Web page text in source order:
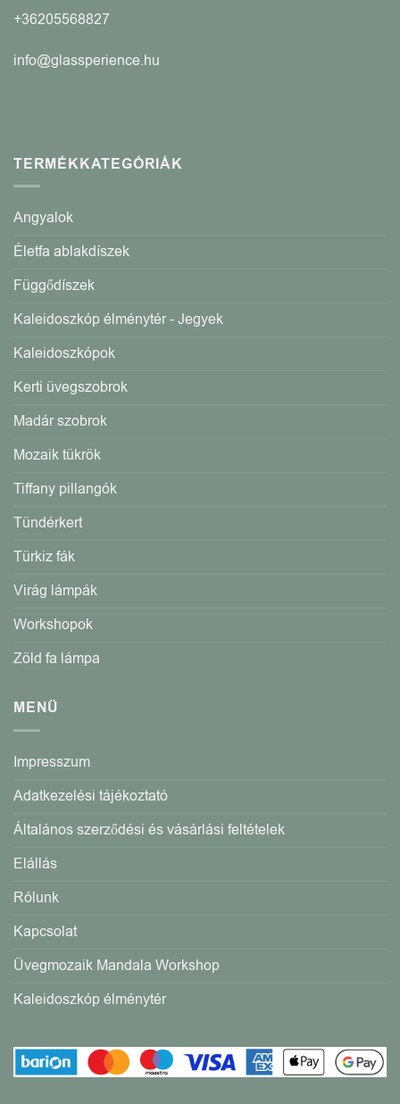
+36205568827
info@glassperience.hu
TERMÉKKATEGÓRIÁK
Angyalok
Életfa ablakdíszek
Függődíszek
Kaleidoszkóp élménytér - Jegyek
Kaleidoszkópok
Kerti üvegszobrok
Madár szobrok
Mozaik tükrök
Tiffany pillangók
Tündérkert
Türkiz fák
Virág lámpák
Workshopok
Zöld fa lámpa
MENÜ
Impresszum
Adatkezelési tájékoztató
Általános szerződési és vásárlási feltételek
Elállás
Rólunk
Kapcsolat
Üvegmozaik Mandala Workshop
Kaleidoszkóp élménytér